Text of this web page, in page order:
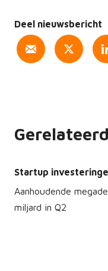
Deel nieuwsbericht
Startup
Aanhoudende
miljard in Q2